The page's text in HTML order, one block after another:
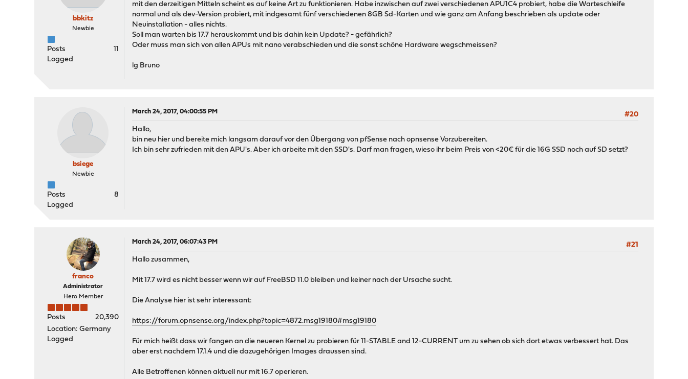
bbkitz
Newbie
Posts
11
Logged
mit den derzeitigen Mitteln scheint es auf keine Art zu funktionieren. Habe inzwischen auf zwei verschiedenen APU1C4 probiert, habe die Warteschleife
normal und als dev-Version probiert, mit indgesamt fünf verschiedenen 8GB Sd-Karten und wie ganz am Anfang beschrieben als update oder
Neuinstallation - alles nichts.
Soll man warten bis 17.7 herauskommt und bis dahin kein Update? - gefährlich?
Oder muss man sich von allen APUs mit nano verabschieden und die sonst schöne Hardware wegschmeissen?
lg Bruno
bsiege
Newbie
Posts
8
Logged
March 24, 2017, 04:00:55 PM
#20
Hallo,
bin neu hier und bereite mich langsam darauf vor den Übergang von pfSense nach opnsense Vorzubereiten.
Ich bin sehr zufrieden mit den APU's. Aber ich arbeite mit den SSD's. Darf man fragen, wieso ihr beim Preis von <20€ für die 16G SSD noch auf SD setzt?
franco
Administrator
Hero Member
Posts
20,390
Location: Germany
Logged
March 24, 2017, 06:07:43 PM
#21
Hallo zusammen,
Mit 17.7 wird es nicht besser wenn wir auf FreeBSD 11.0 bleiben und keiner nach der Ursache sucht.
Die Analyse hier ist sehr interessant:
https://forum.opnsense.org/index.php?topic=4872.msg19180#msg19180
Für mich heißt dass wir fangen an die neueren Kernel zu probieren für 11-STABLE and 12-CURRENT um zu sehen ob sich dort etwas verbessert hat. Das
aber erst nachdem 17.1.4 und die dazugehörigen Images draussen sind.
Alle Betroffenen können aktuell nur mit 16.7 operieren.